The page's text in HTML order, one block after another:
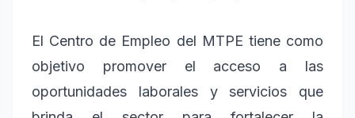
El Centro de Empleo del MTPE tiene como
objetivo promover el acceso a las
oportunidades laborales y servicios que